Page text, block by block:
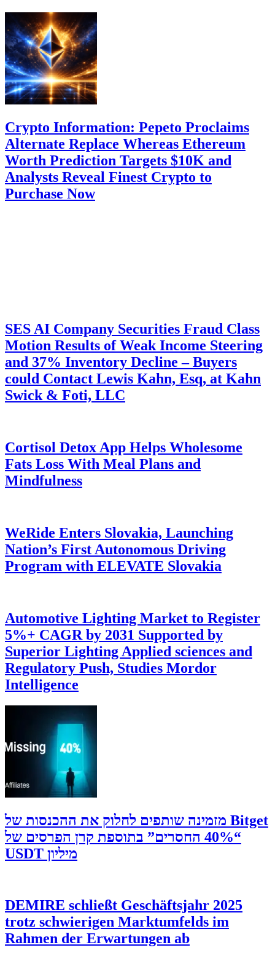
Crypto Information: Pepeto Proclaims
Alternate Replace Whereas Ethereum
Worth Prediction Targets $10K and
Analysts Reveal Finest Crypto to
Purchase Now
SES AI Company Securities Fraud Class
Motion Results of Weak Income Steering
and 37% Inventory Decline – Buyers
could Contact Lewis Kahn, Esq, at Kahn
Swick & Foti, LLC
Cortisol Detox App Helps Wholesome
Fats Loss With Meal Plans and
Mindfulness
WeRide Enters Slovakia, Launching
Nation’s First Autonomous Driving
Program with ELEVATE Slovakia
Automotive Lighting Market to Register
5%+ CAGR by 2031 Supported by
Superior Lighting Applied sciences and
Regulatory Push, Studies Mordor
Intelligence
‫Bitget מזמינה שותפים לחלוק את ההכנסות של
“40% החסרים” בתוספת קרן הפרסים של
מיליון USDT
DEMIRE schließt Geschäftsjahr 2025
trotz schwierigen Marktumfelds im
Rahmen der Erwartungen ab